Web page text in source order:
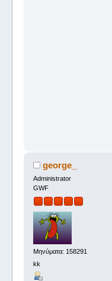
george_
Administrator
GWF
Μηνύματα: 158291
kk